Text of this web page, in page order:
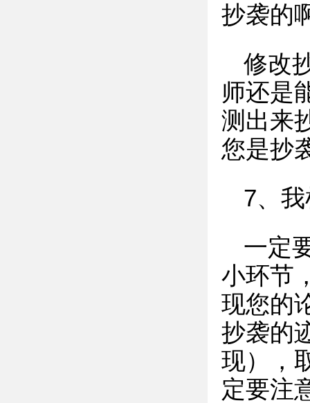
抄袭的
修改
师还是
测出来
您是抄
7、
一定
小环节
现您的
抄袭的
现），
定要注